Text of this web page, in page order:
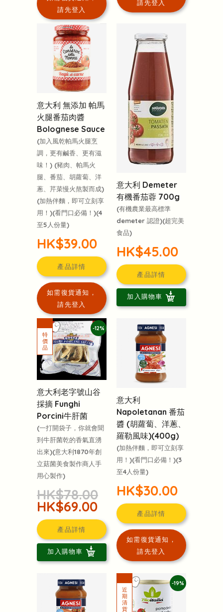
請先登入
請先登入
意大利 無添加 帕馬
火腿番茄肉醬
Bolognese Sauce
(加入風乾帕馬火腿烹
調，更有鹹香、更有滋
味！) (豬肉、帕馬火
腿、番茄、胡蘿蔔、洋
蔥、芹菜慢火熬製而成)
(加熱伴麵，即可立刻享
用！)(看門口必備！)(4
至5人份量)
HK$39.00
產品詳情
如需復貨通知，
請先登入
意大利 Demeter
有機番茄蓉 700g
(有機農業最高標準
demeter 認證)(超完美
食品)
HK$45.00
產品詳情
加入購物車
-12%
意大利老字號山谷
採摘 Funghi
Porcini牛肝菌
(一打開袋子，你就會聞
到牛肝菌乾的香氣直湧
出來)(意大利1870年創
立菇菌美食製作商人手
用心製作)
HK$78.00
HK$69.00
產品詳情
加入購物車
意大利
Napoletanan 番茄
醬 (胡蘿蔔、洋蔥、
羅勒風味)(400g)
(加熱伴麵，即可立刻享
用！)(看門口必備！)(3
至4人份量)
HK$30.00
產品詳情
如需復貨通知，
請先登入
-19%